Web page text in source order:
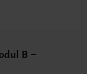
B –